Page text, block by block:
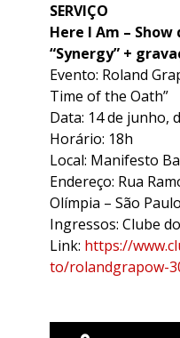
SERVIÇO
Here I Am –
“Synergy” +
Evento: Roland
Time of the Oath”
Data: 14 de junho,
Horário: 18h
Local: Manifesto
Endereço: Rua
Olímpia – São
Ingressos: Clube
Link: https://
to/rolandgrapow-